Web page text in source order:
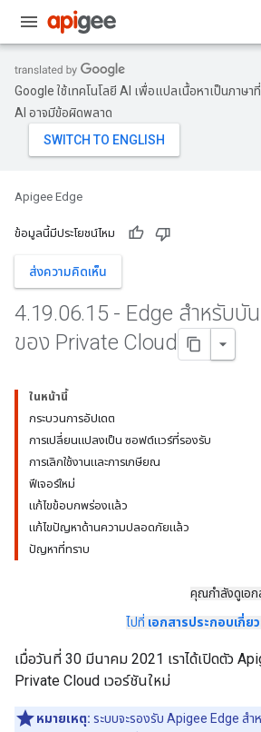
Google ใช้เทคโนโลยี AI เพื่อแปลเนื้อหาเป็นภาษ
AI อาจมีข้อผิดพลาด
Apigee Edge
ข้อมูลนี้มีประโยชน์ไหม
ส่งความคิดเห็น
4.19.06.15 - Edge สำหรับบั
ของ Private Cloud
ในหน้านี้
กระบวนการอัปเดต
การเปลี่ยนแปลงเป็น ซอฟต์แวร์ที่รองรับ
การเลิกใช้งานและการเกษียณ
ฟีเจอร์ใหม่
แก้ไขข้อบกพร่องแล้ว
แก้ไขปัญหาด้านความปลอดภัยแล้ว
ปัญหาที่ทราบ
คุณกำลังดูเอก
ไปที่ เอกสารประกอบเกี่ย
เมื่อวันที่ 30 มีนาคม 2021 เราได้เปิดตัว
Private Cloud เวอร์ชันใหม่
หมายเหตุ: ระบบจะรองรับ Apigee Edge สำ